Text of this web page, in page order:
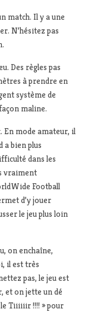
match. Il y a une
N’hésitez pas
Des règles pas
à prendre en
système de
maline.
En mode amateur, il
a bien plus
dans les
vraiment
Football
d’y jouer
le jeu plus loin
on enchaîne,
il est très
pas, le jeu est
et on jette un dé
Tiiiiiir !!!! » pour